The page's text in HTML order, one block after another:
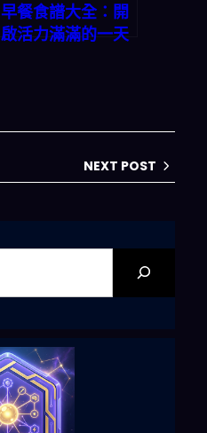
早餐食譜大全：開
啟活力滿滿的一天
NEXT POST